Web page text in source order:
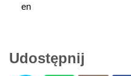
en
Udostępnij